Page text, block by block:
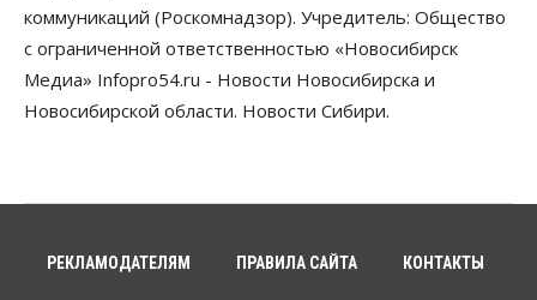
07 Августа 2026, 08:00
Бизнес Власть Медицина Общество
Искусственный интеллект предлагают
привлекать к разработке новых лекарств в
России
рублей
коммуникаций (Роскомнадзор). Учредитель: Общество
с ограниченной ответственностью «Новосибирск
Медиа» Infopro54.ru - Новости Новосибирска и
Новосибирской области. Новости Сибири.
РЕКЛАМОДАТЕЛЯМ ПРАВИЛА САЙТА КОНТАКТЫ